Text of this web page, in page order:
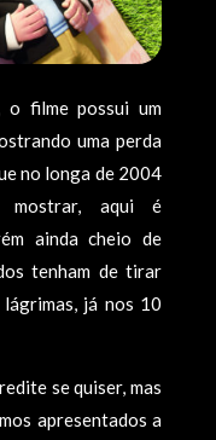
o filme possui um
uma perda
no longa de 2004
aqui é
ainda cheio de
tenham de tirar
já nos 10
se quiser, mas
apresentados a